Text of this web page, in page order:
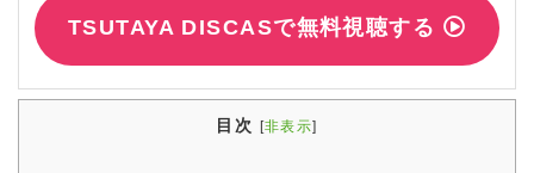
TSUTAYA DISCASで無料視聴する
目次 [非表示]